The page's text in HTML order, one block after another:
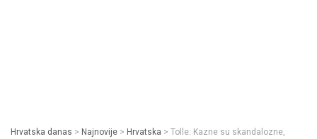
Hrvatska danas > Najnovije > Hrvatska > Tolle: Kazne su skandalozne,